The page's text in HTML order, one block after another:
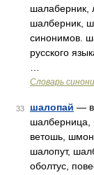
шалаберник,
шалберник,
синонимов.
русского
Словарь
33 шалопай —
шалберница,
ветошь,
шалопут,
оболтус,